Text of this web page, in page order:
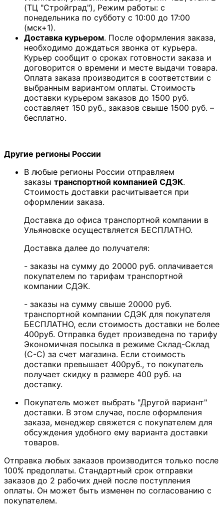
(ТЦ "Стройград"), Режим работы: с
понедельника по субботу с 10:00 до 17:00
(мск+1).
Доставка курьером. После оформления заказа,
необходимо дождаться звонка от курьера.
Курьер сообщит о сроках готовности заказа и
договорится о времени и месте выдачи товара.
Оплата заказа производится в соответствии с
выбранным вариантом оплаты. Стоимость
доставки курьером заказов до 1500 руб.
составляет 150 руб., заказов свыше 1500 руб. –
бесплатно.
Другие регионы России
В любые регионы России отправляем
заказы транспортной компанией СДЭК.
Стоимость доставки расчитывается при
оформлении заказа.
Доставка до офиса транспортной компании в
Ульяновске осуществляется БЕСПЛАТНО.
Доставка далее до получателя:
- заказы на сумму до 20000 руб. оплачивается
покупателем по тарифам транспортной
компании СДЭК.
- заказы на сумму свыше 20000 руб.
транспортной компании СДЭК для покупателя
БЕСПЛАТНО, если стоимость доставки не более
400руб. Отправка будет произведена по тарифу
Экономичная посылка в режиме Склад-Склад
(С-С) за счет магазина. Если стоимость
доставки превышает 400руб., то покупатель
получает скидку в размере 400 руб. на
доставку.
Покупатель может выбрать "Другой вариант"
доставки. В этом случае, после оформления
заказа, менеджер свяжется с покупателем для
обсуждения удобного ему варианта доставки
товаров.
Отправка любых заказов производится только после
100% предоплаты. Стандартный срок отправки
заказов до 2 рабочих дней после поступления
оплаты. Он может быть изменен по согласованию с
покупателем.